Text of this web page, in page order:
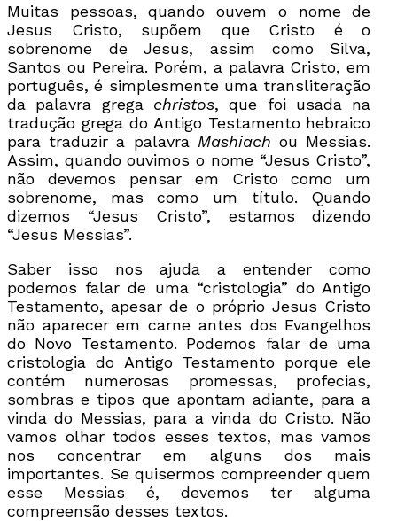
Muitas pessoas, quando ouvem o nome de
Jesus Cristo, supõem que Cristo é o
sobrenome de Jesus, assim como Silva,
Santos ou Pereira. Porém, a palavra Cristo, em
português, é simplesmente uma transliteração
da palavra grega christos, que foi usada na
tradução grega do Antigo Testamento hebraico
para traduzir a palavra Mashiach ou Messias.
Assim, quando ouvimos o nome “Jesus Cristo”,
não devemos pensar em Cristo como um
sobrenome, mas como um título. Quando
dizemos “Jesus Cristo”, estamos dizendo
“Jesus Messias”.
Saber isso nos ajuda a entender como
podemos falar de uma “cristologia” do Antigo
Testamento, apesar de o próprio Jesus Cristo
não aparecer em carne antes dos Evangelhos
do Novo Testamento. Podemos falar de uma
cristologia do Antigo Testamento porque ele
contém numerosas promessas, profecias,
sombras e tipos que apontam adiante, para a
vinda do Messias, para a vinda do Cristo. Não
vamos olhar todos esses textos, mas vamos
nos concentrar em alguns dos mais
importantes. Se quisermos compreender quem
esse Messias é, devemos ter alguma
compreensão desses textos.